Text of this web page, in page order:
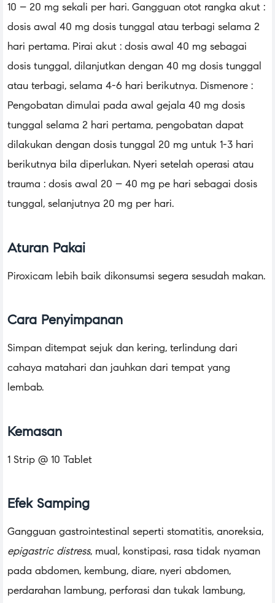
10 – 20 mg sekali per hari. Gangguan otot rangka akut :
dosis awal 40 mg dosis tunggal atau terbagi selama 2
hari pertama. Pirai akut : dosis awal 40 mg sebagai
dosis tunggal, dilanjutkan dengan 40 mg dosis tunggal
atau terbagi, selama 4-6 hari berikutnya. Dismenore :
Pengobatan dimulai pada awal gejala 40 mg dosis
tunggal selama 2 hari pertama, pengobatan dapat
dilakukan dengan dosis tunggal 20 mg untuk 1-3 hari
berikutnya bila diperlukan. Nyeri setelah operasi atau
trauma : dosis awal 20 – 40 mg pe hari sebagai dosis
tunggal, selanjutnya 20 mg per hari.
Aturan Pakai
Piroxicam lebih baik dikonsumsi segera sesudah makan.
Cara Penyimpanan
Simpan ditempat sejuk dan kering, terlindung dari
cahaya matahari dan jauhkan dari tempat yang
lembab.
Kemasan
1 Strip @ 10 Tablet
Efek Samping
Gangguan gastrointestinal seperti stomatitis, anoreksia,
epigastric distress, mual, konstipasi, rasa tidak nyaman
pada abdomen, kembung, diare, nyeri abdomen,
perdarahan lambung, perforasi dan tukak lambung,